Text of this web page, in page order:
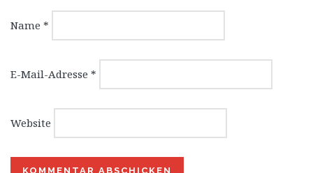
Name *
E-Mail-Adresse *
Website